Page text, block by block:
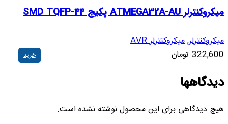
میکروکنترلر ATMEGA32A-AU پکیج SMD TQFP-44
میکروکنترلر,میکروکنترلر AVR
322,600 تومان خرید
دیدگاهها
هیچ دیدگاهی برای این محصول نوشته نشده است.